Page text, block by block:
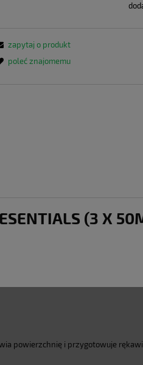
zapytaj o produkt
poleć znajomemu
(3 X
powierzchnię i przygotowuje